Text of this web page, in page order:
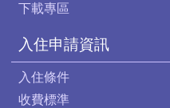
下載專區
入住申請資訊
入住條件
收費標準